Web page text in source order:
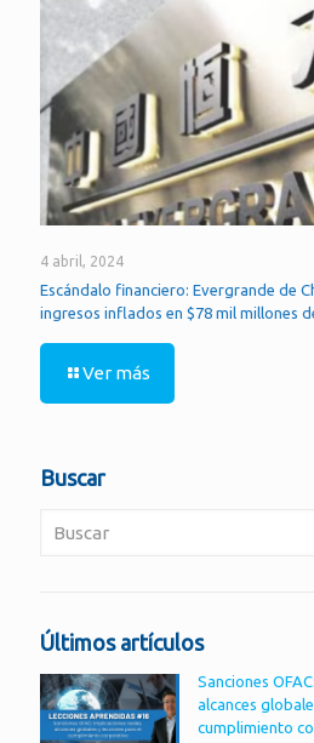
4 abril, 2024
Escándalo financiero: Evergrande de
ingresos inflados en $78 mil millones
Ver más
Buscar
Últimos artículos
Sanciones
alcances
cumplimiento